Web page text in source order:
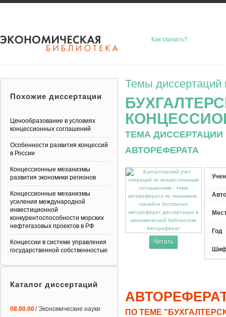
Как скачать?
Темы диссертаций
ТЕМА
АВТОРЕФЕРАТА
Автореферат
Читать
Год
ПО ТЕМЕ
Похожие диссертации
Ценообразование в условиях
концессионных соглашений
Особенности развития концессий
в России
Концессионные механизмы
развития экономики регионов
Концессионные механизмы
усиления международной
инвестиционной
конкурентоспособности морских
нефтегазовых проектов в РФ
Концессии в системе управления
государственной собственностью
Каталог диссертаций
08.00.00/ Экономические науки